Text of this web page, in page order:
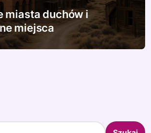
miasta duchów i
miejsca